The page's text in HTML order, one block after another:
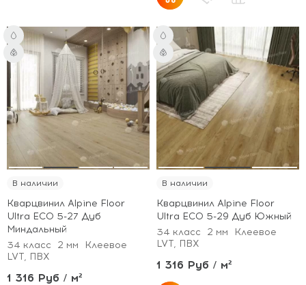
В наличии
Кварцвинил Alpine Floor
Ultra ECO 5-27 Дуб
Миндальный
34 класс
2 мм
Клеевое
LVT, ПВХ
1 316 Руб / м²
В наличии
Кварцвинил Alpine Floor
Ultra ECO 5-29 Дуб Южный
34 класс
2 мм
Клеевое
LVT, ПВХ
1 316 Руб / м²